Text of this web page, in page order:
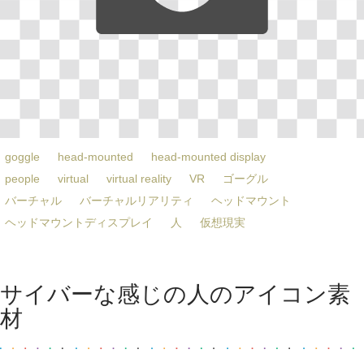
goggle head-mounted
head-mounted display
people
virtual virtual reality VR
ゴーグル
バーチャル
バーチャルリアリティ
ヘッドマウント
ヘッドマウントディスプレイ
人 仮想現実
サイバーな感じの人のアイコン素
材